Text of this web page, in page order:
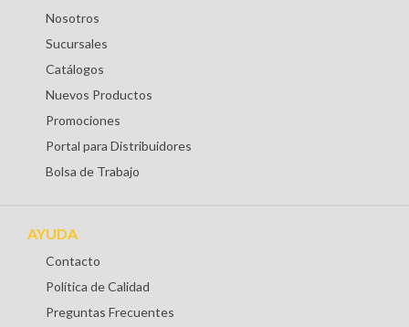
Nosotros
Sucursales
Catálogos
Nuevos Productos
Promociones
Portal para Distribuidores
Bolsa de Trabajo
AYUDA
Contacto
Política de Calidad
Preguntas Frecuentes